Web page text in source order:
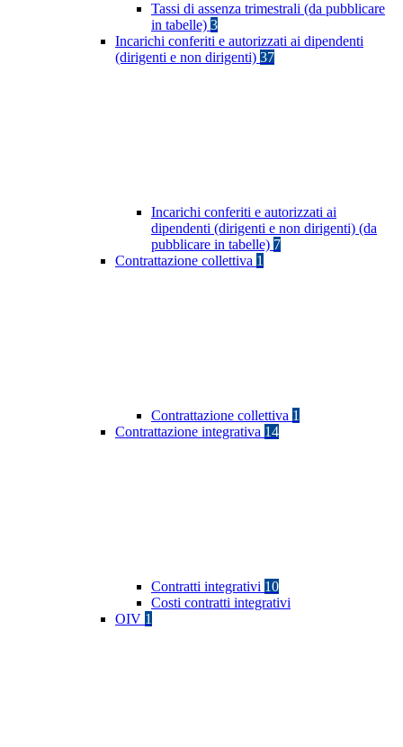
Tassi di assenza trimestrali (da pubblicare
in tabelle) 3
Incarichi conferiti e autorizzati ai dipendenti
(dirigenti e non dirigenti) 37
Incarichi conferiti e autorizzati ai
dipendenti (dirigenti e non dirigenti) (da
pubblicare in tabelle) 7
Contrattazione collettiva 1
Contrattazione collettiva 1
Contrattazione integrativa 14
Contratti integrativi 10
Costi contratti integrativi
OIV 1